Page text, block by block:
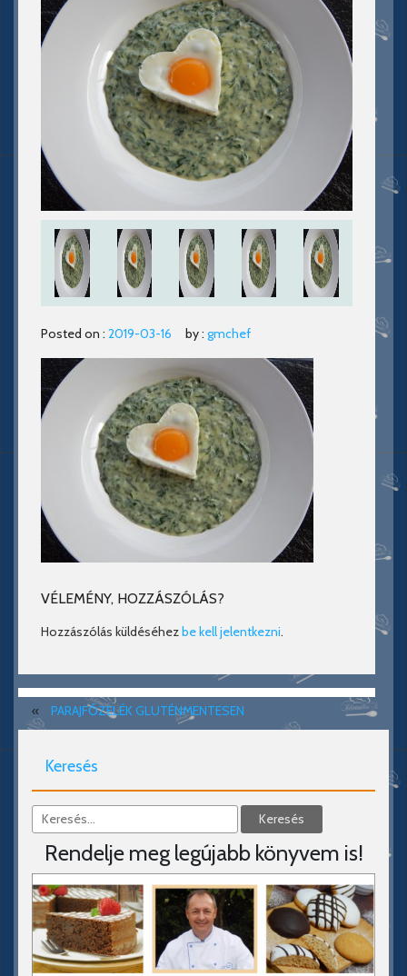
Posted on : 2019-03-16 by : gmchef
VÉLEMÉNY, HOZZÁSZÓLÁS?
Hozzászólás küldéséhezbe kell jelentkezni.
« PARAJFŐZELÉK GLUTÉNMENTESEN
Keresés
Rendelje meg legújabb könyvem is!